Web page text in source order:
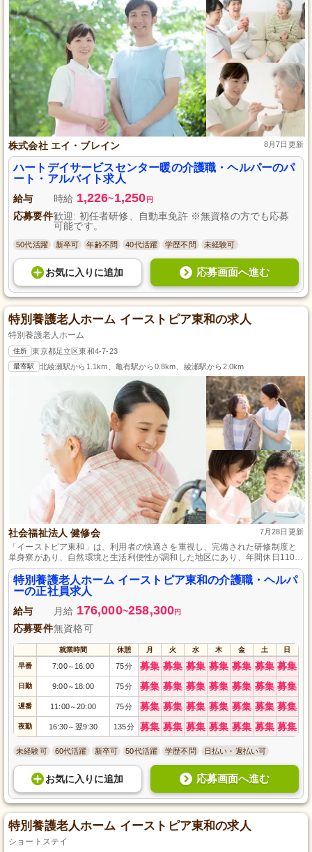
株式会社 エイ・ブレイン 8月7日更新
ハートデイサービスセンター暖の介護職・ヘルパーのパ
ート・アルバイト求人
給与 時給 1,226~1,250 円
応募要件歓迎: 初任者研修、自動車免許 ※無資格の方でも応募
可能です。
50代活躍 新卒可 年齢不問 40代活躍 学歴不問 未経験可
お気に入り に追加 応募画面へ進む
特別養護老人ホーム イーストピア東和の求人
特別養護老人ホーム
住所 東京都足立区東和4-7-23
最寄駅 北綾瀬駅から1.1km、亀有駅から0.8km、綾瀬駅から2.0km
社会福祉法人 健修会 7月28日更新
「イーストピア東和」は、利用者の快適さを重視し、完備された研修制度と
単身寮があり、自然環境と生活利便性が調和した地区にあり、年間休日110日
を確保し、地域からの信頼を得る施設です。
特別養護老人ホーム イーストピア東和の介護職・ヘルパ
ーの正社員求人
給与 月給 176,000~258,300円
応募要件無資格可
就業時間 休憩 月 火 水 木 金 土 日
早番 7:00～ 16:00 75分 募集 募集 募集 募集 募集 募集 募集
日勤 9:00～ 18:00 75分 募集 募集 募集 募集 募集 募集 募集
遅番 11:00～20:00 75分 募集 募集 募集 募集 募集 募集 募集
夜勤 16:30～ 翌9:30 135分 募集 募集 募集 募集 募集 募集 募集
未経験可 60代活躍 新卒可 50代活躍 学歴不問 日払い・週払い可
お気に入り に追加 応募画面へ進む
特別養護老人ホーム イーストピア東和の求人
ショートステイ